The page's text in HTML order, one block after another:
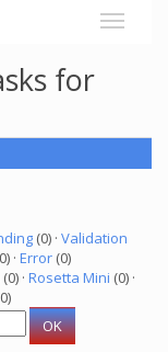
for
(0) · Validation
· Error (0)
· Rosetta Mini (0) ·